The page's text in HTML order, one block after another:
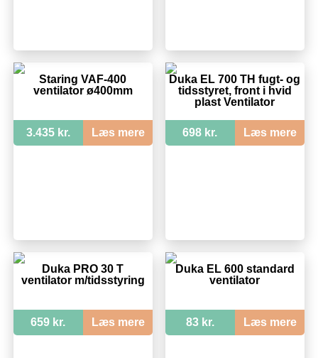
Staring VAF-400
ventilator ø400mm
3.435 kr. Læs mere
Duka EL 700 TH fugt- og
tidsstyret, front i hvid
plast Ventilator
698 kr. Læs mere
Duka PRO 30 T
ventilator m/tidsstyring
659 kr. Læs mere
Duka EL 600 standard
ventilator
83 kr. Læs mere